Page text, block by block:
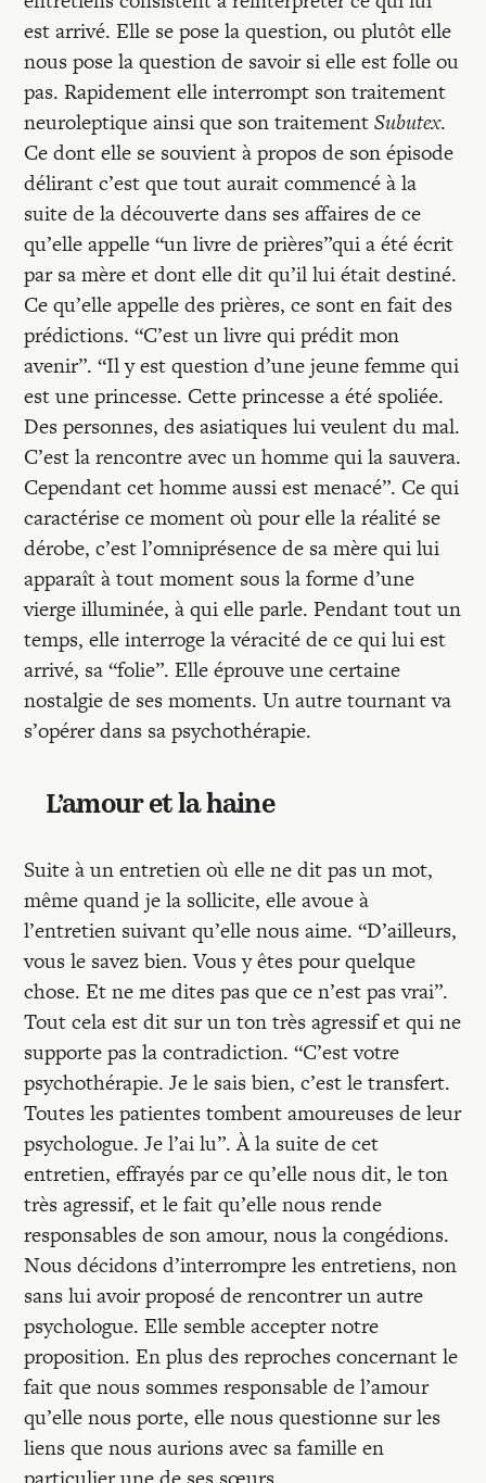
est arrivé. Elle se pose la question, ou plutôt elle
nous pose la question de savoir si elle est folle ou
pas. Rapidement elle interrompt son traitement
neuroleptique ainsi que son traitementSubutex.
Ce dont elle se souvient à propos de son épisode
délirant c’est que tout aurait commencé à la
suite de la découverte dans ses affaires de ce
qu’elle appelle “un livre de prières”qui a été écrit
par sa mère et dont elle dit qu’il lui était destiné.
Ce qu’elle appelle des prières, ce sont en fait des
prédictions. “C’est un livre qui prédit mon
avenir”. “Il y est question d’une jeune femme qui
est une princesse. Cette princesse a été spoliée.
Des personnes, des asiatiques lui veulent du mal.
C’est la rencontre avec un homme qui la sauvera.
Cependant cet homme aussi est menacé”. Ce qui
caractérise ce moment où pour elle la réalité se
dérobe, c’est l’omniprésence de sa mère qui lui
apparaît à tout moment sous la forme d’une
vierge illuminée, à qui elle parle. Pendant tout un
temps, elle interroge la véracité de ce qui lui est
arrivé, sa “folie”. Elle éprouve une certaine
nostalgie de ses moments. Un autre tournant va
s’opérer dans sa psychothérapie.
L’amour et la haine
Suite à un entretien où elle ne dit pas un mot,
même quand je la sollicite, elle avoue à
l’entretien suivant qu’elle nous aime. “D’ailleurs,
vous le savez bien. Vous y êtes pour quelque
chose. Et ne me dites pas que ce n’est pas vrai”.
Tout cela est dit sur un ton très agressif et qui ne
supporte pas la contradiction. “C’est votre
psychothérapie. Je le sais bien, c’est le transfert.
Toutes les patientes tombent amoureuses de leur
psychologue. Je l’ai lu”. À la suite de cet
entretien, effrayés par ce qu’elle nous dit, le ton
très agressif, et le fait qu’elle nous rende
responsables de son amour, nous la congédions.
Nous décidons d’interrompre les entretiens, non
sans lui avoir proposé de rencontrer un autre
psychologue. Elle semble accepter notre
proposition. En plus des reproches concernant le
fait que nous sommes responsable de l’amour
qu’elle nous porte, elle nous questionne sur les
liens que nous aurions avec sa famille en